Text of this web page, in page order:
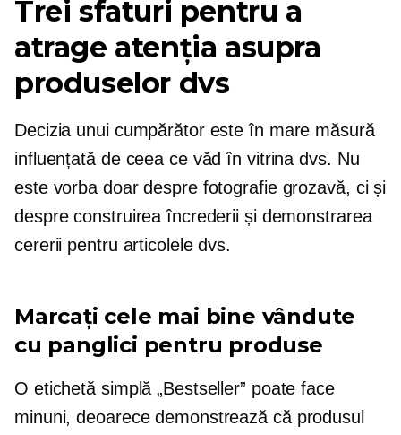
Trei sfaturi pentru a
atrage atenția asupra
produselor dvs
Decizia unui cumpărător este în mare măsură
influențată de ceea ce văd în vitrina dvs. Nu
este vorba doar despre fotografie grozavă, ci și
despre construirea încrederii și demonstrarea
cererii pentru articolele dvs.
Marcați cele mai bine vândute
cu panglici pentru produse
O etichetă simplă „Bestseller” poate face
minuni, deoarece demonstrează că produsul